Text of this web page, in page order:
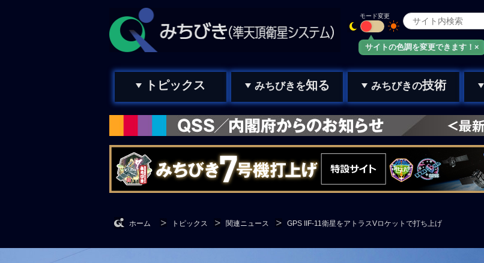
サイトの色調を変更できます！×
モード変更
お問い合わせ
みちびきメール
トピックス みちびきを知る みちびきの技術
ホーム トピックス 関連ニュース GPS IIF-11衛星をアトラスVロケットで打ち上げ